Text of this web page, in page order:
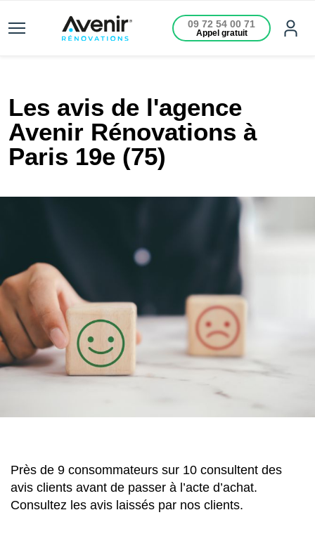
09 72 54 00 71
Appel gratuit
Les avis de l'agence
Avenir Rénovations à
Paris 19e (75)
Près de 9 consommateurs sur 10 consultent des
avis clients avant de passer à l’acte d’achat.
Consultez les avis laissés par nos clients.